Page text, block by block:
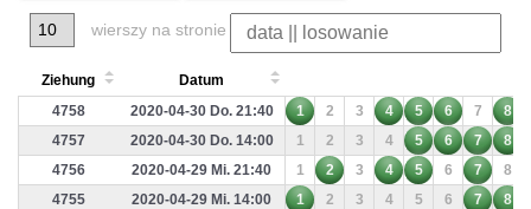
wierszy na stronie
Ziehung
Datum
4758
2020-04-30 Do. 21:40 1 2 3 4 5 6 7
8
4757
2020-04-30 Do. 14:00 1 2 3 4 5 6 7
8
4756
2020-04-29 Mi. 21:40 1 2 3 4 5 6 7
8
4755
2020-04-29 Mi. 14:00 1 2 3 4 5 6 7
8